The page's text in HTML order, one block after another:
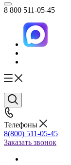
8 800 511-05-45
Телефоны
8(800) 511-05-45
Заказать звонок